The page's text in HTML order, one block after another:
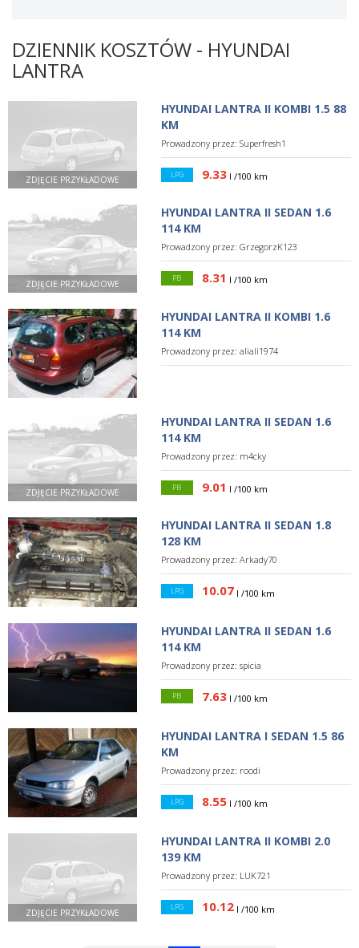
DZIENNIK KOSZTÓW - HYUNDAI
LANTRA
ZDJĘCIE PRZYKŁADOWE
HYUNDAI LANTRA II KOMBI 1.5 88
KM
Prowadzony przez: Superfresh1
LPG 9.33 l /100 km
ZDJĘCIE PRZYKŁADOWE
HYUNDAI LANTRA II SEDAN 1.6
114 KM
Prowadzony przez: GrzegorzK123
PB 8.31 l /100 km
HYUNDAI LANTRA II KOMBI 1.6
114 KM
Prowadzony przez: aliali1974
ZDJĘCIE PRZYKŁADOWE
HYUNDAI LANTRA II SEDAN 1.6
114 KM
Prowadzony przez: m4cky
PB 9.01 l /100 km
HYUNDAI LANTRA II SEDAN 1.8
128 KM
Prowadzony przez: Arkady70
LPG 10.07 l /100 km
HYUNDAI LANTRA II SEDAN 1.6
114 KM
Prowadzony przez: spicia
PB 7.63 l /100 km
HYUNDAI LANTRA I SEDAN 1.5 86
KM
Prowadzony przez: roodi
LPG 8.55 l /100 km
ZDJĘCIE PRZYKŁADOWE
HYUNDAI LANTRA II KOMBI 2.0
139 KM
Prowadzony przez: LUK721
LPG 10.12 l /100 km